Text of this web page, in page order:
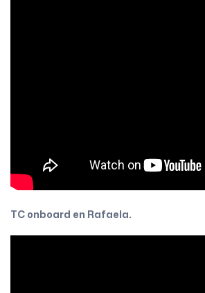
TC onboard en Rafaela.